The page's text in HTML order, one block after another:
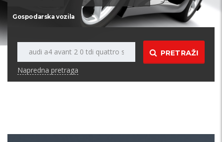
Gospodarska vozila
PRETRAŽI
Napredna pretraga